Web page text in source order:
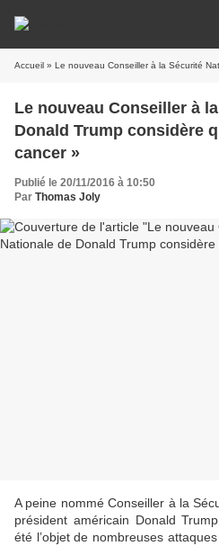
Accueil » Le nouveau Conseiller à la Sécurité Nationale de
Le nouveau Conseiller à
Donald Trump considère
cancer »
Publié le 20/11/2016 à 10:50
Par Thomas Joly
A peine nommé Conseiller à la
président américain Donald
été l’objet de nombreuses